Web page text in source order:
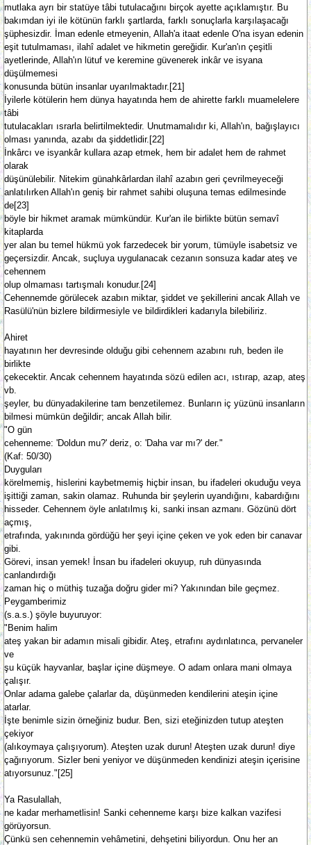
mutlaka ayrı bir statüye tâbi tutulacağını birçok ayette açıklamıştır. Bu
bakımdan iyi ile kötünün farklı şartlarda, farklı sonuçlarla karşılaşacağı
şüphesizdir. İman edenle etmeyenin, Allah'a itaat edenle O'na isyan edenin
eşit tutulmaması, ilahî adalet ve hikmetin gereğidir. Kur'an'ın çeşitli
ayetlerinde, Allah'ın lütuf ve keremine güvenerek inkâr ve isyana
düşülmemesi
konusunda bütün insanlar uyarılmaktadır.[21]
İyilerle kötülerin hem dünya hayatında hem de ahirette farklı muamelelere
tâbi
tutulacakları ısrarla belirtilmektedir. Unutmamalıdır ki, Allah'ın, bağışlayıcı
olması yanında, azabı da şiddetlidir.[22]
İnkârcı ve isyankâr kullara azap etmek, hem bir adalet hem de rahmet
olarak
düşünülebilir. Nitekim günahkârlardan ilahî azabın geri çevrilmeyeceği
anlatılırken Allah'ın geniş bir rahmet sahibi oluşuna temas edilmesinde
de[23]
böyle bir hikmet aramak mümkündür. Kur'an ile birlikte bütün semavî
kitaplarda
yer alan bu temel hükmü yok farzedecek bir yorum, tümüyle isabetsiz ve
geçersizdir. Ancak, suçluya uygulanacak cezanın sonsuza kadar ateş ve
cehennem
olup olmaması tartışmalı konudur.[24]
Cehennemde görülecek azabın miktar, şiddet ve şekillerini ancak Allah ve
Rasülü'nün bizlere bildirmesiyle ve bildirdikleri kadarıyla bilebiliriz.
Ahiret
hayatının her devresinde olduğu gibi cehennem azabını ruh, beden ile
birlikte
çekecektir. Ancak cehennem hayatında sözü edilen acı, ıstırap, azap, ateş
vb.
şeyler, bu dünyadakilerine tam benzetilemez. Bunların iç yüzünü insanların
bilmesi mümkün değildir; ancak Allah bilir.
"O gün
cehenneme: 'Doldun mu?' deriz, o: 'Daha var mı?' der."
(Kaf: 50/30)
Duyguları
körelmemiş, hislerini kaybetmemiş hiçbir insan, bu ifadeleri okuduğu veya
işittiği zaman, sakin olamaz. Ruhunda bir şeylerin uyandığını, kabardığını
hisseder. Cehennem öyle anlatılmış ki, sanki insan azmanı. Gözünü dört
açmış,
etrafında, yakınında gördüğü her şeyi içine çeken ve yok eden bir canavar
gibi.
Görevi, insan yemek! İnsan bu ifadeleri okuyup, ruh dünyasında
canlandırdığı
zaman hiç o müthiş tuzağa doğru gider mi? Yakınından bile geçmez.
Peygamberimiz
(s.a.s.) şöyle buyuruyor:
"Benim halim
ateş yakan bir adamın misali gibidir. Ateş, etrafını aydınlatınca, pervaneler
ve
şu küçük hayvanlar, başlar içine düşmeye. O adam onlara mani olmaya
çalışır.
Onlar adama galebe çalarlar da, düşünmeden kendilerini ateşin içine
atarlar.
İşte benimle sizin örneğiniz budur. Ben, sizi eteğinizden tutup ateşten
çekiyor
(alıkoymaya çalışıyorum). Ateşten uzak durun! Ateşten uzak durun! diye
çağırıyorum. Sizler beni yeniyor ve düşünmeden kendinizi ateşin içerisine
atıyorsunuz."[25]
Ya Rasulallah,
ne kadar merhametlisin! Sanki cehenneme karşı bize kalkan vazifesi
görüyorsun.
Çünkü sen cehennemin vehâmetini, dehşetini biliyordun. Onu her an